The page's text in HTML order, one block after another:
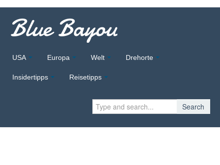
Blue Bayou
USA Europa Welt Drehorte
Insidertipps Reisetipps
Search